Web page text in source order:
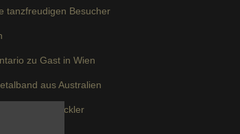
tanzfreudigen Besucher
zu Gast in Wien
aus Australien
& Marie-Stickler